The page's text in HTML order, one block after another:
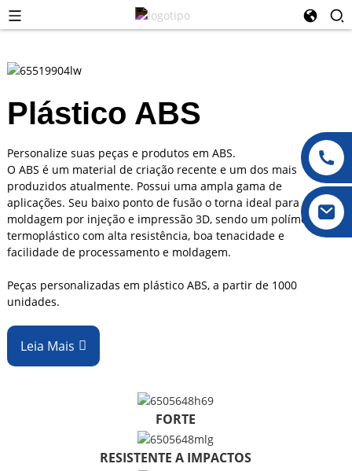
Plástico ABS
Personalize suas peças e produtos em ABS.
O ABS é um material de criação recente e um dos mais
produzidos atualmente. Possui uma ampla gama de
aplicações. Seu baixo ponto de fusão o torna ideal para
moldagem por injeção e impressão 3D, sendo um polímero
termoplástico com alta resistência, boa tenacidade e
facilidade de processamento e moldagem.
Peças personalizadas em plástico ABS, a partir de 1000
unidades.
Leia Mais
FORTE
RESISTENTE A IMPACTOS